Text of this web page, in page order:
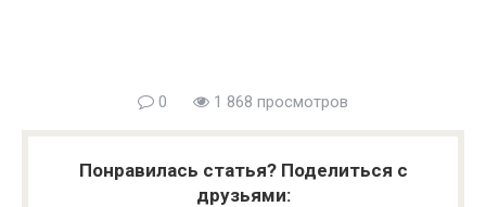
0 1 868 просмотров
Понравилась статья? Поделиться с
друзьями: